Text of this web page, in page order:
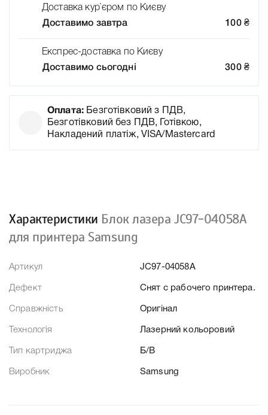
Доставка кур`єром по Києву
Доставимо завтра
100 ₴
Експрес-доставка по Києву
Доставимо сьогодні
300 ₴
Оплата: Безготівковий з ПДВ,
Безготівковий без ПДВ, Готівкою,
Накладений платіж, VISA/Mastercard
Характеристики Блок лазера JC97-04058A
для принтера Samsung
Артикул JC97-04058A
Дефект Снят с рабочего принтера.
Справжність Оригінал
Технологія Лазерний кольоровий
Тип картриджа Б/В
Виробник Samsung